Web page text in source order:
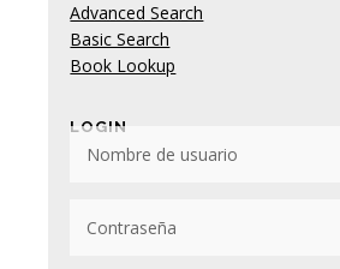
Advanced Search
Basic Search
Book Lookup
LOGIN